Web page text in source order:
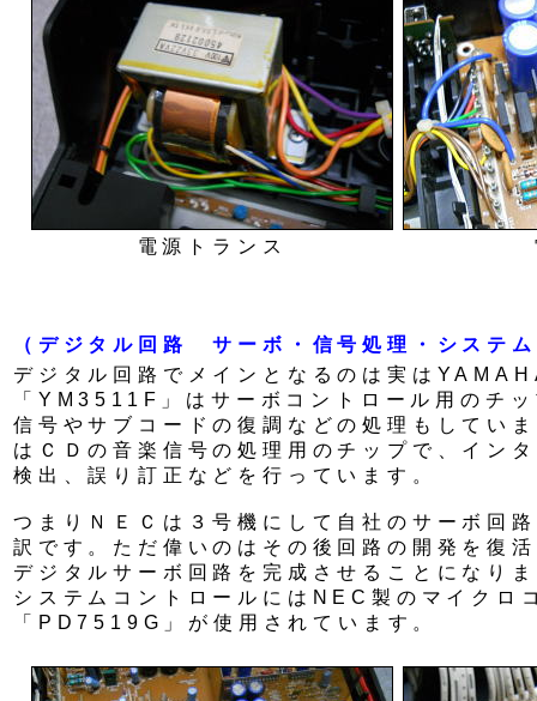
電源トランス
（デジタル回路 サーボ・信号処理・システ
デジタル回路でメインとなるのは実は
「YM3511F」はサーボコントロール用のチ
信号やサブコードの復調などの処理もしてい
はＣＤの音楽信号の処理用のチップで、イン
検出、誤り訂正などを行っています。
つまりＮＥＣは３号機にして自社のサーボ回
訳です。ただ偉いのはその後回路の開発を復
デジタルサーボ回路を完成させることになり
システムコントロールにはNEC製のマイクロ
「PD7519G」が使用されています。